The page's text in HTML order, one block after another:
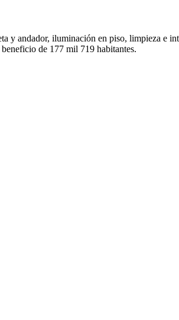
andador, iluminación en piso, limpieza e
de 177 mil 719 habitantes.